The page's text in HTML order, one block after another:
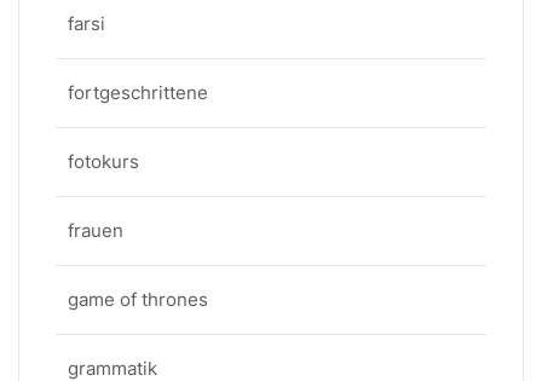
farsi
fortgeschrittene
fotokurs
frauen
game of thrones
grammatik